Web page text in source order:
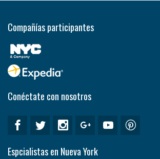
Compañías participantes
Conéctate con nosotros
Espcialistas en Nueva York